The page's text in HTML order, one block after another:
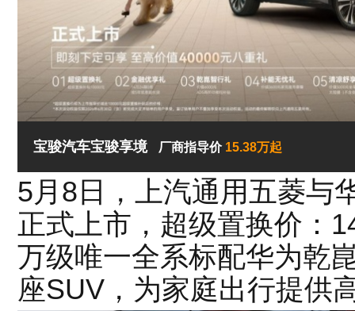
宝骏汽车宝骏享境 厂商指导价15.38万起
5月8日，上汽通用五菱与
正式上市，超级置换价：
万级唯一全系标配华为乾
座SUV，为家庭出行提供